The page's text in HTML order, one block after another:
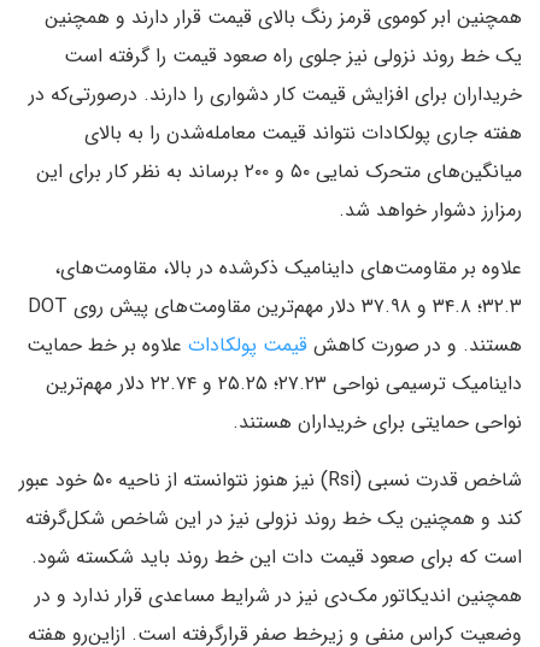
همچنین ابر کوموی قرمز رنگ بالای قیمت قرار دارند و همچنین
یک خط روند نزولی نیز جلوی راه صعود قیمت را گرفته است
خریداران برای افزایش قیمت کار دشواری را دارند. درصورتی‌که در
هفته جاری پولکادات نتواند قیمت معامله‌شدن را به بالای
میانگین‌های متحرک نمایی ۵۰ و ۲۰۰ برساند به نظر کار برای این
رمزارز دشوار خواهد شد.
علاوه بر مقاومت‌های داینامیک ذکرشده در بالا، مقاومت‌های،
۳۲.۳؛ ۳۴.۸ و ۳۷.۹۸ دلار مهم‌ترین مقاومت‌های پیش روی DOT
هستند. و در صورت کاهش قیمت پولکادات علاوه بر خط حمایت
داینامیک ترسیمی نواحی ۲۷.۲۳؛ ۲۵.۲۵ و ۲۲.۷۴ دلار مهم‌ترین
نواحی حمایتی برای خریداران هستند.
شاخص قدرت نسبی (Rsi) نیز هنوز نتوانسته از ناحیه ۵۰ خود عبور
کند و همچنین یک خط روند نزولی نیز در این شاخص شکل‌گرفته
است که برای صعود قیمت دات این خط روند باید شکسته شود.
همچنین اندیکاتور مک‌دی نیز در شرایط مساعدی قرار ندارد و در
وضعیت کراس منفی و زیرخط صفر قرارگرفته است. ازاین‌رو هفته